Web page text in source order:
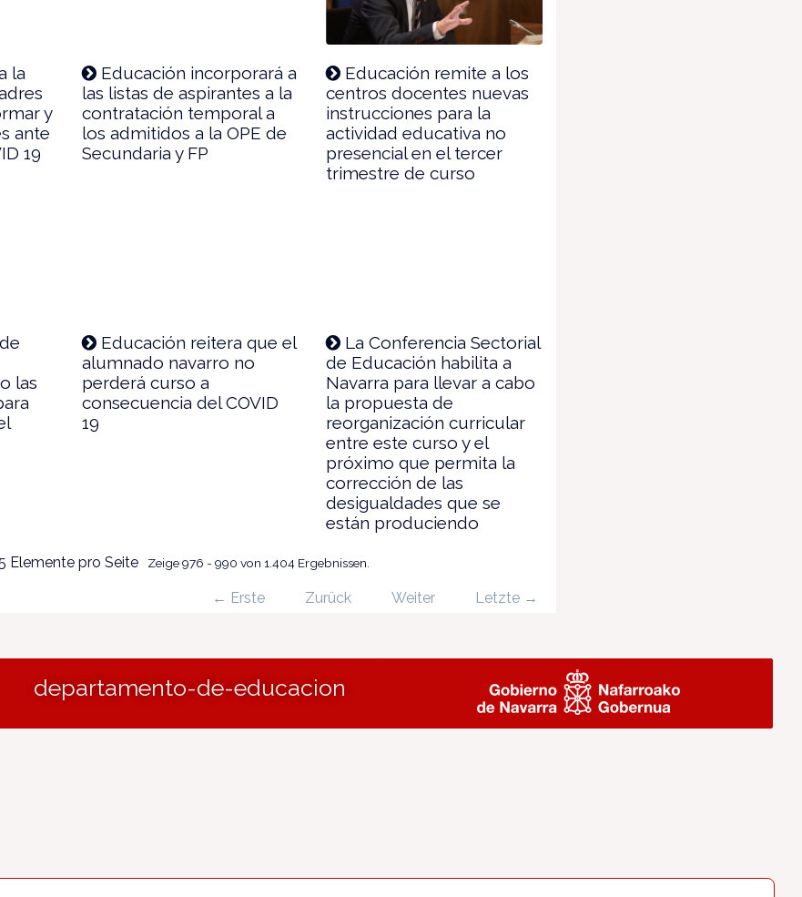
la
y
ante
19
Educación incorporará a
las listas de aspirantes a la
contratación temporal a
los admitidos a la OPE de
Secundaria y FP
Educación remite a los
centros docentes nuevas
instrucciones para la
actividad educativa no
presencial en el tercer
trimestre de curso
las
Educación reitera que el
alumnado navarro no
perderá curso a
consecuencia del COVID
19
La Conferencia Sectorial
de Educación habilita a
Navarra para llevar a cabo
la propuesta de
reorganización curricular
entre este curso y el
próximo que permita la
corrección de las
desigualdades que se
están produciendo
Elemente pro Seite Zeige 976 - 990 von 1.404 Ergebnissen.
← Erste Zurück Weiter Letzte →
departamento-de-educacion